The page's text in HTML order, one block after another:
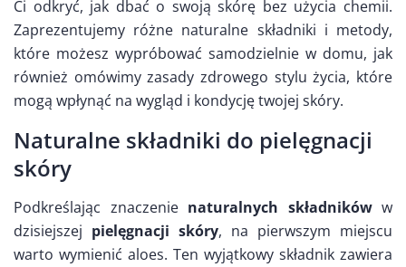
Ci odkryć, jak dbać o swoją skórę bez użycia chemii.
Zaprezentujemy różne naturalne składniki i metody,
które możesz wypróbować samodzielnie w domu, jak
również omówimy zasady zdrowego stylu życia, które
mogą wpłynąć na wygląd i kondycję twojej skóry.
Naturalne składniki do pielęgnacji
skóry
Podkreślając znaczenie naturalnych składnikóww
dzisiejszej pielęgnacji skóry, na pierwszym miejscu
warto wymienić aloes. Ten wyjątkowy składnik zawiera